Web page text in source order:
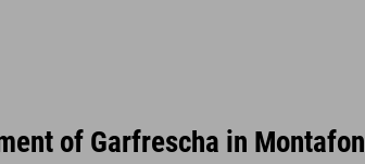
of Garfrescha in Montafon